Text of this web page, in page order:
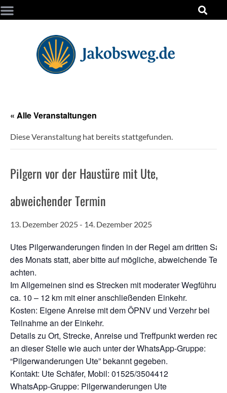
« Alle Veranstaltungen
Diese Veranstaltung hat bereits stattgefunden.
Pilgern vor der Haustüre mit Ute,
abweichender Termin
13. Dezember 2025- 14. Dezember 2025
Utes Pilgerwanderungen finden in der Regel am dritten
des Monats statt, aber bitte auf mögliche, abweichende
achten.
Im Allgemeinen sind es Strecken mit moderater
ca. 10 – 12 km mit einer anschließenden Einkehr.
Kosten: Eigene Anreise mit dem ÖPNV und Verzehr bei
Teilnahme an der Einkehr.
Details zu Ort, Strecke, Anreise und Treffpunkt werden
an dieser Stelle wie auch unter der WhatsApp-Gruppe:
“Pilgerwanderungen Ute” bekannt gegeben.
Kontakt: Ute Schäfer, Mobil: 01525/3504412
WhatsApp-Gruppe: Pilgerwanderungen Ute